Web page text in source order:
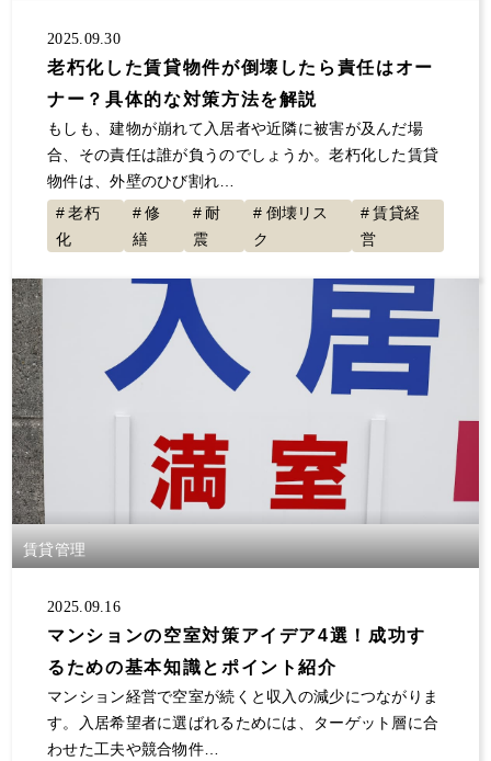
2025.09.30
老朽化した賃貸物件が倒壊したら責任はオー
ナー？具体的な対策方法を解説
もしも、建物が崩れて入居者や近隣に被害が及んだ場
合、その責任は誰が負うのでしょうか。老朽化した賃貸
物件は、外壁のひび割れ…
老朽
化
修
繕
耐
震
倒壊リス
ク
賃貸経
営
賃貸管理
2025.09.16
マンションの空室対策アイデア4選！成功す
るための基本知識とポイント紹介
マンション経営で空室が続くと収入の減少につながりま
す。入居希望者に選ばれるためには、ターゲット層に合
わせた工夫や競合物件…